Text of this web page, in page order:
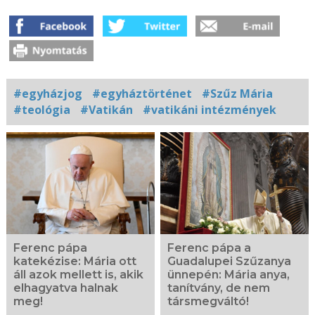
#egyházjog #egyháztörténet
#Szűz Mária
#teológia
#Vatikán #vatikáni intézmények
Kapcsolódó
fotógaléria
Ferenc pápa
katekézise: Mária ott
áll azok mellett is, akik
elhagyatva halnak
meg!
Ferenc pápa a
Guadalupei Szűzanya
ünnepén: Mária anya,
tanítvány, de nem
társmegváltó!